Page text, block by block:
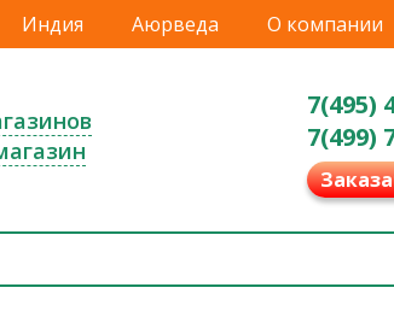
Индия Аюрведа О компании
7(495)
7(499)